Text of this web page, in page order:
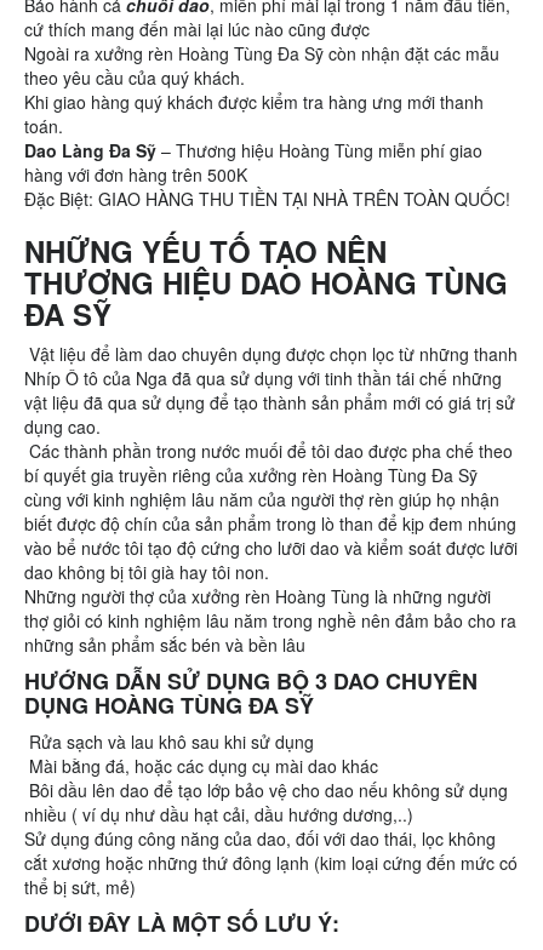
Bảo hành cả chuôi dao, miễn phí mài lại trong 1 năm đầu tiên,
cứ thích mang đến mài lại lúc nào cũng được
Ngoài ra xưởng rèn Hoàng Tùng Đa Sỹ còn nhận đặt các mẫu
theo yêu cầu của quý khách.
Khi giao hàng quý khách được kiểm tra hàng ưng mới thanh
toán.
Dao Làng Đa Sỹ – Thương hiệu Hoàng Tùng miễn phí giao
hàng với đơn hàng trên 500K
Đặc Biệt: GIAO HÀNG THU TIỀN TẠI NHÀ TRÊN TOÀN QUỐC!
NHỮNG YẾU TỐ TẠO NÊN
THƯƠNG HIỆU DAO HOÀNG TÙNG
ĐA SỸ
Vật liệu để làm dao chuyên dụng được chọn lọc từ những thanh
Nhíp Ô tô của Nga đã qua sử dụng với tinh thần tái chế những
vật liệu đã qua sử dụng để tạo thành sản phẩm mới có giá trị sử
dụng cao.
Các thành phần trong nước muối để tôi dao được pha chế theo
bí quyết gia truyền riêng của xưởng rèn Hoàng Tùng Đa Sỹ
cùng với kinh nghiệm lâu năm của người thợ rèn giúp họ nhận
biết được độ chín của sản phẩm trong lò than để kịp đem nhúng
vào bể nước tôi tạo độ cứng cho lưỡi dao và kiểm soát được lưỡi
dao không bị tôi già hay tôi non.
Những người thợ của xưởng rèn Hoàng Tùng là những người
thợ giỏi có kinh nghiệm lâu năm trong nghề nên đảm bảo cho ra
những sản phẩm sắc bén và bền lâu
HƯỚNG DẪN SỬ DỤNG BỘ 3 DAO CHUYÊN
DỤNG HOÀNG TÙNG ĐA SỸ
Rửa sạch và lau khô sau khi sử dụng
Mài bằng đá, hoặc các dụng cụ mài dao khác
Bôi dầu lên dao để tạo lớp bảo vệ cho dao nếu không sử dụng
nhiều ( ví dụ như dầu hạt cải, dầu hướng dương,..)
Sử dụng đúng công năng của dao, đối với dao thái, lọc không
cắt xương hoặc những thứ đông lạnh (kim loại cứng đến mức có
thể bị sứt, mẻ)
DƯỚI ĐÂY LÀ MỘT SỐ LƯU Ý: